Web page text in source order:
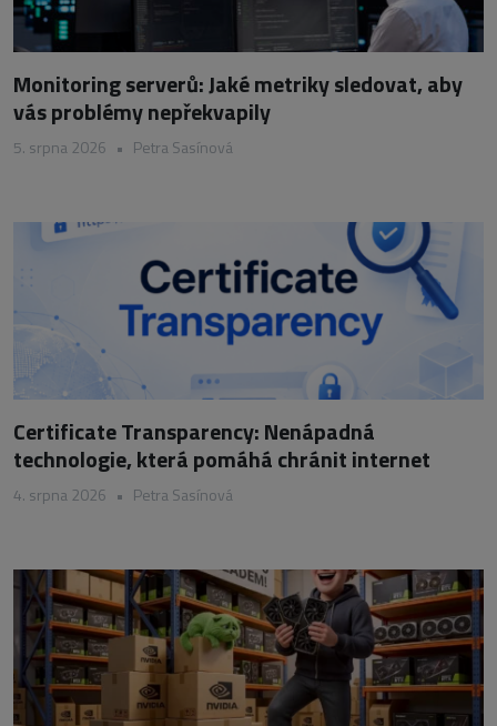
Monitoring serverů: Jaké metriky sledovat, aby
vás problémy nepřekvapily
5. srpna 2026 • Petra Sasínová
Certificate Transparency: Nenápadná
technologie, která pomáhá chránit internet
4. srpna 2026 • Petra Sasínová